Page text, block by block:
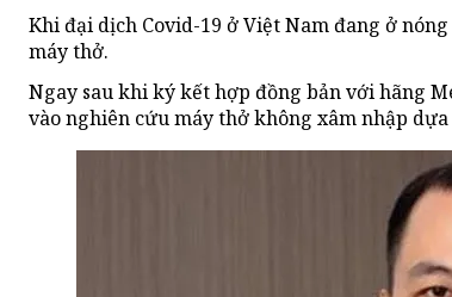
Khi đại dịch Covid-19 ở Việt Nam đang ở
máy thở.
Ngay sau khi ký kết hợp đồng bản với hãng
vào nghiên cứu máy thở không xâm nhập